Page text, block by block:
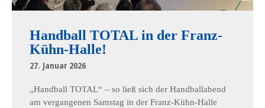
Handball TOTAL in der Franz-
Kühn-Halle!
27. Januar 2026
„Handball TOTAL“ – so ließ sich der Handballabend
am vergangenen Samstag in der Franz-Kühn-Halle